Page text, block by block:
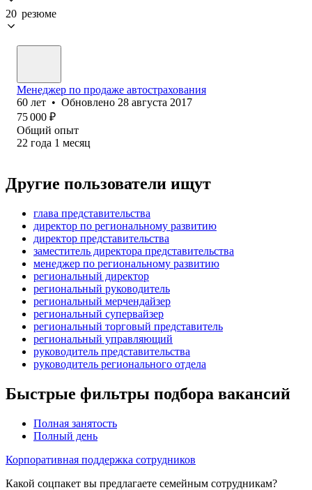
20 резюме
Менеджер по прода⁢же автострахования
60 лет • Обновлено 28 августа 2017
75 000 ₽
Общий опыт
22 года 1 месяц
Другие пользователи ищут
глава представительства
директор по региональному развитию
директор представительства
заместитель директора представительства
менеджер по региональному развитию
региональный директор
региональный руководитель
региональный мерчендайзер
региональный супервайзер
региональный торговый представитель
региональный управляющий
руководитель представительства
руководитель регионального отдела
Быстрые фильтры подбора вакансий
Полная занятость
Полный день
Корпоративная поддержка сотрудников
Какой соцпакет вы предлагаете семейным сотрудникам?